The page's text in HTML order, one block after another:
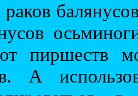
пиршеств
А